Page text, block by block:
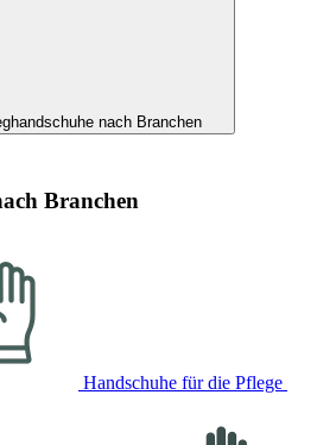
nach Branchen
Branchen
Handschuhe für die Pflege